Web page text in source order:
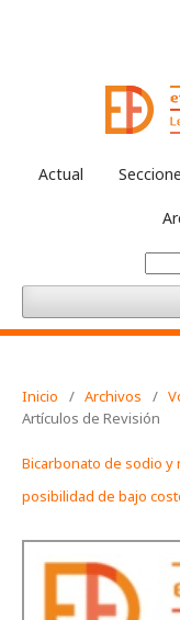
Actual
Inicio / Archivos /
Artículos de Revisión
Bicarbonato de sodio y
posibilidad de bajo